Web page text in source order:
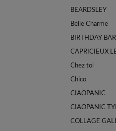
BEARDSLEY
Belle Charme
BIRTHDAY BAR
CAPRICIEUX
Chez toi
Chico
CIAOPANIC
CIAOPANIC
COLLAGE